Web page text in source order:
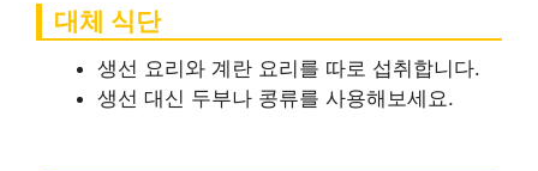
대체 식단
생선 요리와 계란 요리를 따로 섭취합니다.
생선 대신 두부나 콩류를 사용해보세요.